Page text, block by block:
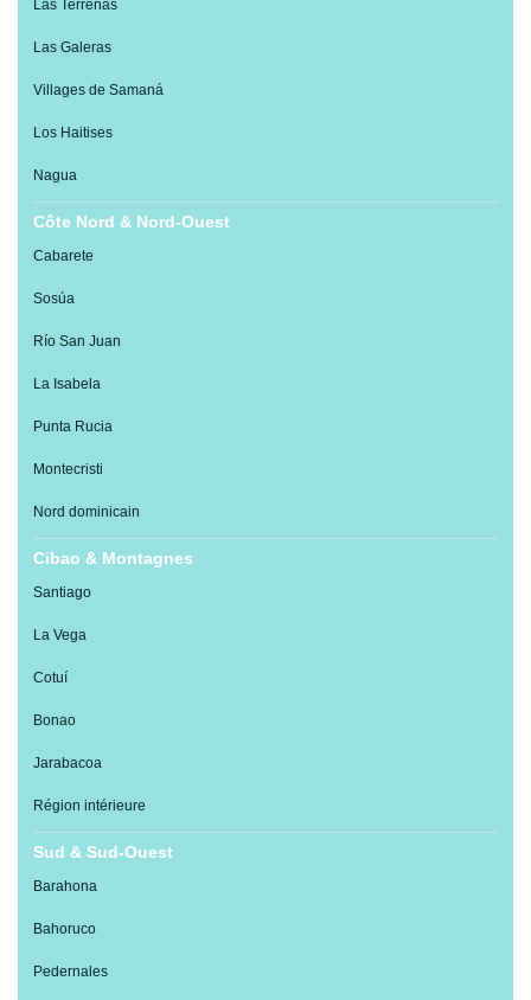
Las Terrenas
Las Galeras
Villages de Samaná
Los Haitises
Nagua
Côte Nord & Nord-Ouest
Cabarete
Sosúa
Río San Juan
La Isabela
Punta Rucia
Montecristi
Nord dominicain
Cibao & Montagnes
Santiago
La Vega
Cotuí
Bonao
Jarabacoa
Région intérieure
Sud & Sud-Ouest
Barahona
Bahoruco
Pedernales